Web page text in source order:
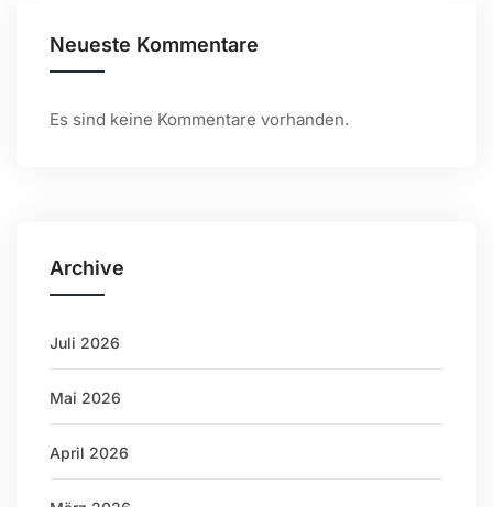
Neueste Kommentare
Es sind keine Kommentare vorhanden.
Archive
Juli 2026
Mai 2026
April 2026